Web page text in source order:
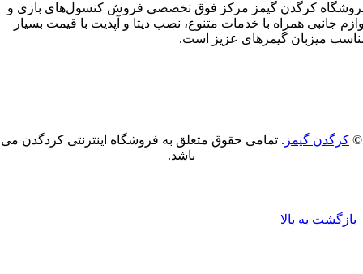
کرگدن گیمز مرکز فوق تخصصی فروش کنسول‌های بازی و‌‌
جانبی همراه با خدمات متنوع، نصب دیتا و آپدیت با قیمت بسیار
میزبان گیمرهای عزیز است.
کرگدن گیمز. تمامی حقوق متعلق به فروشگاه اینترنتی کردگدن می
باشد.
بازگشت به بالا